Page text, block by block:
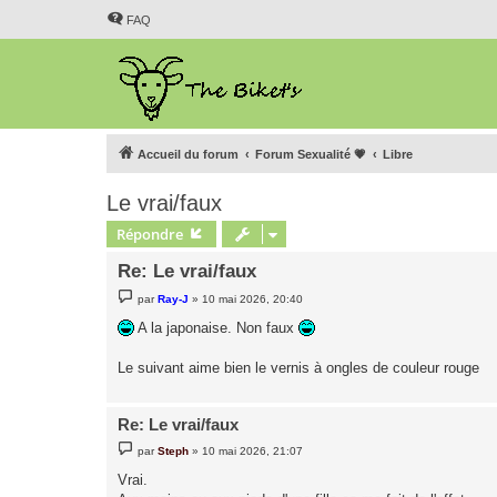
FAQ
Accueil du forum Forum Sexualité 💗 Libre
Le vrai/faux
Répondre
Re: Le vrai/faux
e
s
e
parRay-J » 10 mai 2026, 20:40
A la japonaise. Non faux
Le suivant aime bien le vernis à ongles de couleur rouge
Re: Le vrai/faux
e
s
parSteph » 10 mai 2026, 21:07
Vrai.